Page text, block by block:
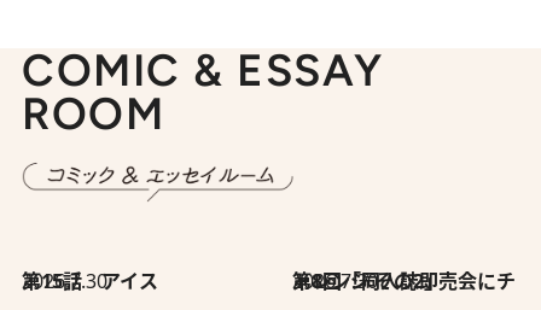
COMIC & ESSAY
ROOM
2026.7.30
第15話 アイス 2026.7.30
第8回「同人誌即売会にチャレンジ その2」